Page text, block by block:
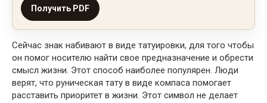
Получить PDF
Сейчас знак набивают в виде татуировки, для того чтобы
он помог носителю найти свое предназначение и обрести
смысл жизни. Этот способ наиболее популярен. Люди
верят, что руническая тату в виде компаса помогает
расставить приоритет в жизни. Этот символ не делает